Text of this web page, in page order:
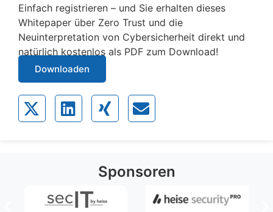
Einfach registrieren – und Sie erhalten dieses
Whitepaper über Zero Trust und die
Neuinterpretation von Cybersicherheit direkt und
natürlich kostenlos als PDF zum Download!
Downloaden
Sponsoren